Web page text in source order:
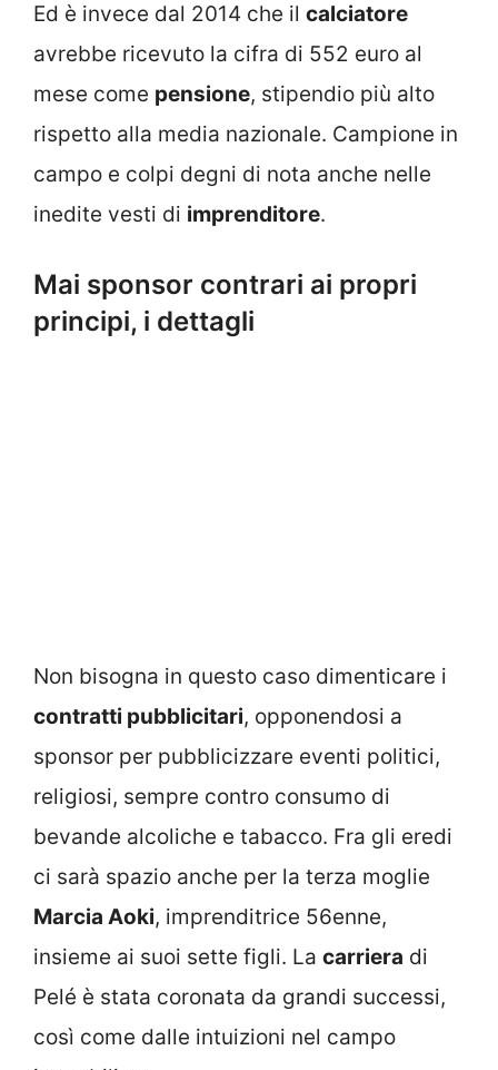
Ed è invece dal 2014 che il calciatore
avrebbe ricevuto la cifra di 552 euro al
mese come pensione, stipendio più alto
rispetto alla media nazionale. Campione in
campo e colpi degni di nota anche nelle
inedite vesti di imprenditore.
Mai sponsor contrari ai propri
principi, i dettagli
Non bisogna in questo caso dimenticare i
contratti pubblicitari, opponendosi a
sponsor per pubblicizzare eventi politici,
religiosi, sempre contro consumo di
bevande alcoliche e tabacco. Fra gli eredi
ci sarà spazio anche per la terza moglie
Marcia Aoki, imprenditrice 56enne,
insieme ai suoi sette figli. La carriera di
Pelé è stata coronata da grandi successi,
così come dalle intuizioni nel campo